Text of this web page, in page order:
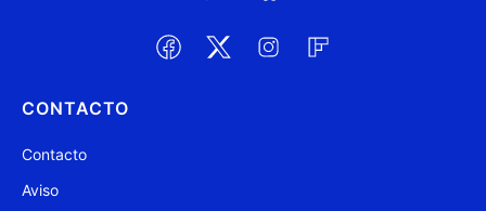
CONTACTO
Contacto
Aviso